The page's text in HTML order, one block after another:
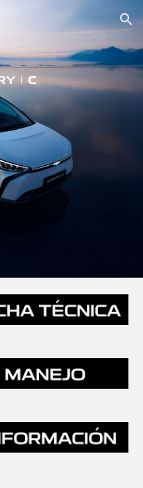
Skip to navigation